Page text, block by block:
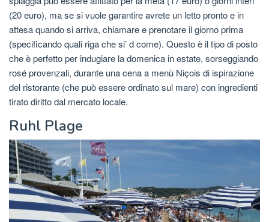
(20 euro), ma se si vuole garantire avrete un letto pronto e in
attesa quando si arriva, chiamare e prenotare il giorno prima
(specificando quali riga che si’ d come). Questo è il tipo di posto
che è perfetto per indugiare la domenica in estate, sorseggiando
rosé provenzali, durante una cena a menù Niçois di ispirazione
del ristorante (che può essere ordinato sul mare) con ingredienti
tirato diritto dal mercato locale.
Ruhl Plage